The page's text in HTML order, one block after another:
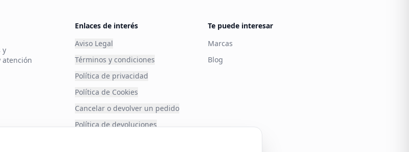
y
atención
Enlaces de interés
Aviso Legal
Términos y condiciones
Política de privacidad
Política de Cookies
Cancelar o devolver un pedido
Política de devoluciones
Te puede interesar
Marcas
Blog